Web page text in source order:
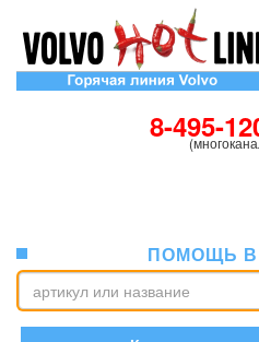
8-495-
ПОМОЩЬ